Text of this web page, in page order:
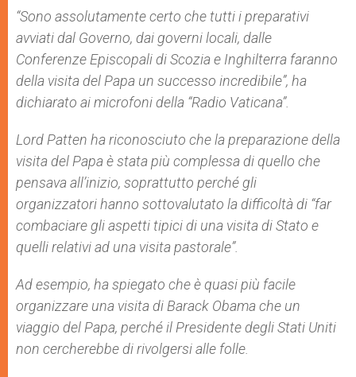
“Sono assolutamente certo che tutti i preparativi
avviati dal Governo, dai governi locali, dalle
Conferenze Episcopali di Scozia e Inghilterra faranno
della visita del Papa un successo incredibile”, ha
dichiarato ai microfoni della “Radio Vaticana”.
Lord Patten ha riconosciuto che la preparazione della
visita del Papa è stata più complessa di quello che
pensava all’inizio, soprattutto perché gli
organizzatori hanno sottovalutato la difficoltà di “far
combaciare gli aspetti tipici di una visita di Stato e
quelli relativi ad una visita pastorale”.
Ad esempio, ha spiegato che è quasi più facile
organizzare una visita di Barack Obama che un
viaggio del Papa, perché il Presidente degli Stati Uniti
non cercherebbe di rivolgersi alle folle.